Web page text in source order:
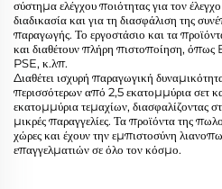
σύστημα ελέγχου ποιότητας για τον
διαδικασία και για τη διασφάλιση της
παραγωγής. Το εργοστάσιο και τα
και διαθέτουν πλήρη πιστοποίηση,
PSE, κ.λπ.
Διαθέτει ισχυρή παραγωγική
περισσότερων από 2,5 εκατομμύρια σετ
εκατομμύρια τεμαχίων, διασφαλίζοντας
μικρές παραγγελίες. Τα προϊόντα της
χώρες και έχουν την εμπιστοσύνη
επαγγελματιών σε όλο τον κόσμο.